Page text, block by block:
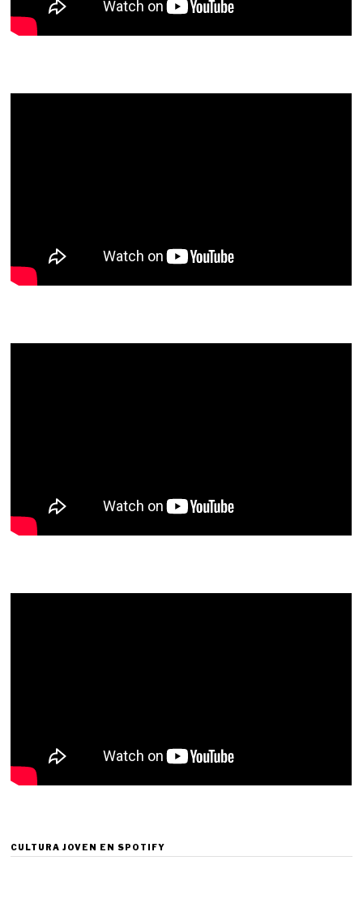
CULTURA JOVEN EN SPOTIFY